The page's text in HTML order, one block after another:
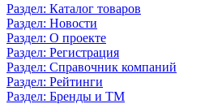
Раздел: Каталог товаров
Раздел: Новости
Раздел: О проекте
Раздел: Регистрация
Раздел: Справочник компаний
Раздел: Рейтинги
Раздел: Бренды и ТМ